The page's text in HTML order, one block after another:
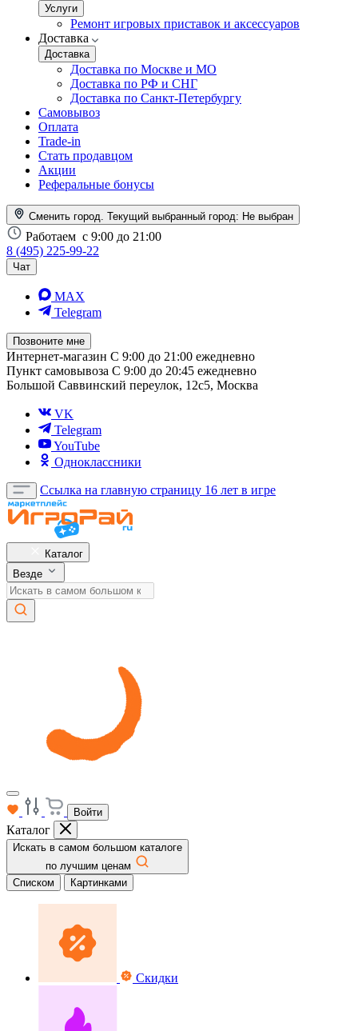
Услуги
Ремонт игровых приставок и аксессуаров
Доставка
Доставка
Доставка по Москве и МО
Доставка по РФ и СНГ
Доставка по Санкт-Петербургу
Самовывоз
Оплата
Trade-in
Стать продавцом
Акции
Реферальные бонусы
Сменить город. Текущий выбранный город: Не выбран
Работаем с 9:00 до 21:00
8 (495) 225-99-22
Чат
MAX
Telegram
Позвоните мне
Интернет-магазин С 9:00 до 21:00 ежедневно
Пункт самовывоза С 9:00 до 20:45 ежедневно
Большой Саввинский переулок, 12с5, Москва
VK
Telegram
YouTube
Одноклассники
Ссылка на главную страницу 16 лет в игре
Каталог
Везде
Войти
Каталог
Искать в самом большом каталоге
по лучшим ценам
Списком
Картинками
Скидки